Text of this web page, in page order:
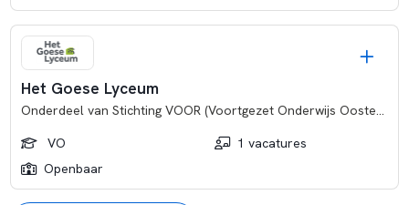
Het Goese Lyceum
Onderdeel van Stichting VOOR (Voortgezet Onderwijs Oosterschelde Regio)
VO
1 vacatures
Openbaar